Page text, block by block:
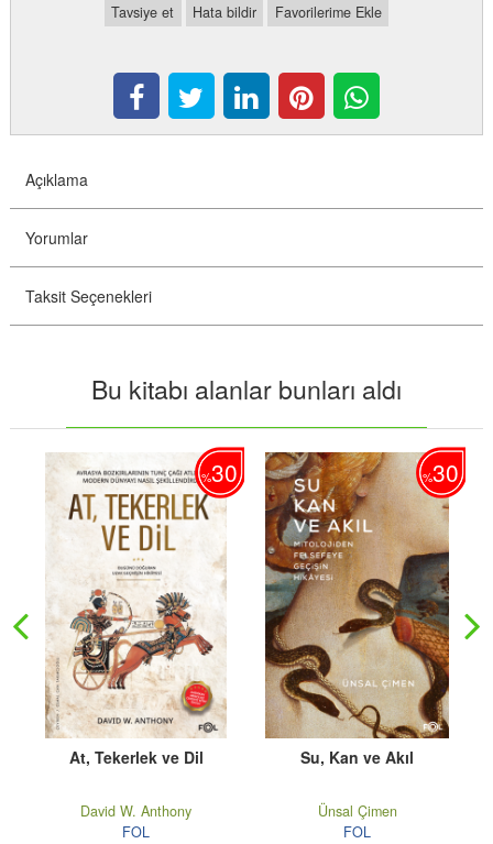
Tavsiye et Hata bildir Favorilerime Ekle
Açıklama
Yorumlar
Taksit Seçenekleri
Bu kitabı alanlar bunları aldı
%30
At, Tekerlek ve Dil
David W. Anthony
FOL
%30
Su, Kan ve Akıl
Ünsal Çimen
FOL